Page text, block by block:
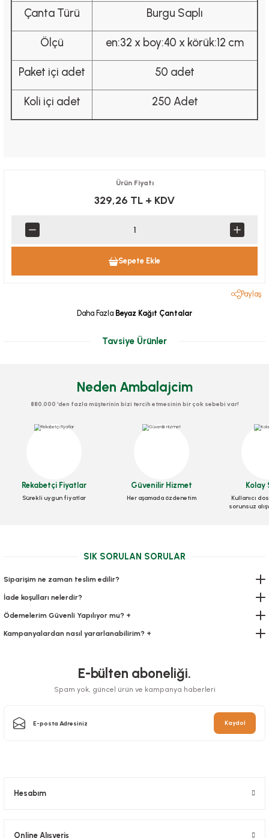
Çanta Türü Burgu Saplı
Ölçü en:32 x boy:40 x körük:12 cm
Paket içi adet 50 adet
Koli içi adet 250 Adet
Ürün Fiyatı
329,26 TL + KDV
Sepete Ekle
Paylaş
Daha Fazla Beyaz Kağıt Çantalar
Tavsiye Ürünler
0467.BEYAZ
231,16 TL+ KDV
Neden Ambalajcim
880.000 ‘den fazla müşterinin bizi tercih etmesinin bir çok sebebi var!
Rekabetçi Fiyatlar
Sürekli uygun fiyatlar
Güvenilir Hizmet
Her aşamada özdenetim
Kolay
Kullanıcı
sorunsuz
SIK SORULAN SORULAR
Siparişim ne zaman teslim edilir?
İade koşulları nelerdir?
Ödemelerim Güvenli Yapılıyor mu? +
Kampanyalardan nasıl yararlanabilirim? +
E-bülten aboneliği.
Spam yok, güncel ürün ve kampanya haberleri
Kaydol
Hesabım
Online Alışveriş